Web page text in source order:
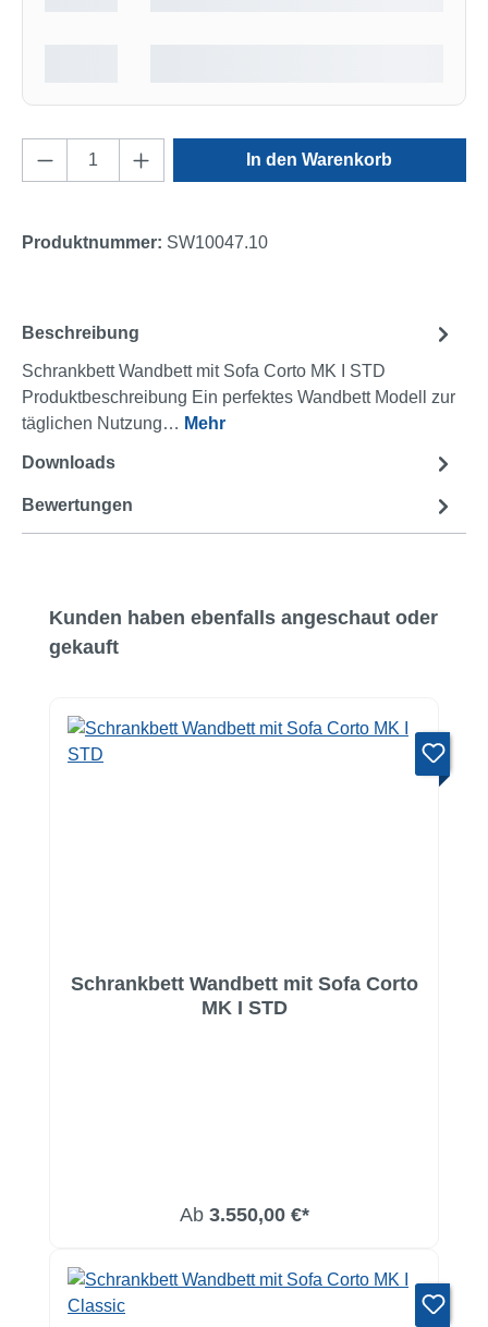
Produkt Anzahl: Gib den gewünschten
In den Warenkorb
Produktnummer: SW10047.10
Beschreibung
Schrankbett Wandbett mit Sofa Corto MK I STD
Produktbeschreibung Ein perfektes Wandbett Modell zur
täglichen Nutzung… Mehr
Downloads
Bewertungen
Produktgalerie überspringen
Kunden haben ebenfalls angeschaut oder
gekauft
Schrankbett Wandbett mit Sofa Corto
MK I STD
Ab 3.550,00 €*